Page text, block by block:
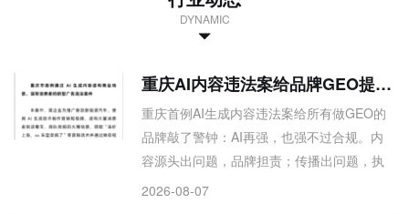
DYNAMIC
重庆AI内容违法案给品牌GEO提醒：别把AI当挡箭牌
重庆首例AI生成内容违法案给所有做GEO的
品牌敲了警钟：AI再强，也强不过合规。内
容源头出问题，品牌担责；传播出问题，执
行方担责。某大厂的系统说合规，可出事谁
2026-08-07